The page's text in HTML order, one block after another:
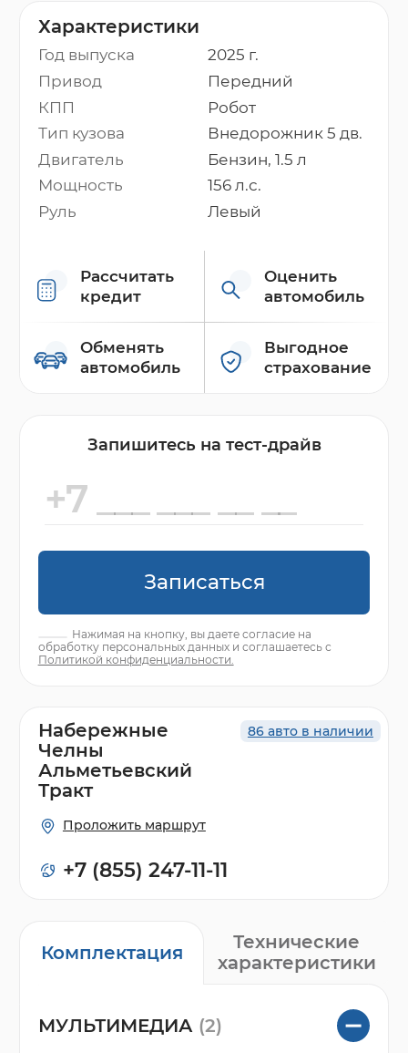
Характеристики
Год выпуска
2025 г.
Привод
Передний
КПП
Робот
Тип кузова
Внедорожник 5 дв.
Двигатель
Бензин, 1.5 л
Мощность
156 л.с.
Руль
Левый
Рассчитать
кредит
Оценить
автомобиль
Обменять
автомобиль
Выгодное
страхование
Запишитесь на тест-драйв
Записаться
Нажимая на кнопку, вы даете согласие на
обработку персональных данных и соглашаетесь с
Политикой конфиденциальности.
Комплектация
Технические
характеристики
МУЛЬТИМЕДИА (2)
86 авто в наличии
Набережные
Челны
Альметьевский
Тракт
Проложить маршрут
+7 (855) 247-11-11